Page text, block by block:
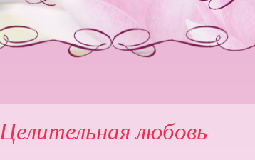
Целительная любовь